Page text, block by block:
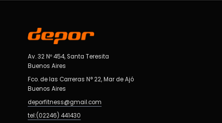
Av. 32 Nº 454, Santa Teresita
Buenos Aires
Fco. de las Carreras N° 22, Mar de Ajó
Buenos Aires
deporfitness@gmail.com
tel:(02246) 441430